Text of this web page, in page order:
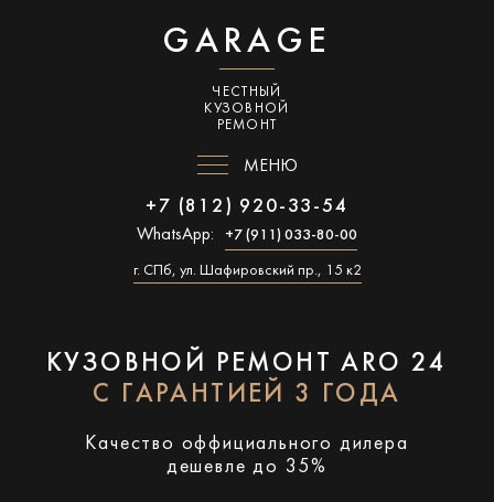
GARAGE
ЧЕСТНЫЙ
КУЗОВНОЙ
РЕМОНТ
МЕНЮ
+7 (812) 920-33-54
WhatsApp: +7 (911) 033-80-00
г. СПб, ул. Шафировский пр., 15 к2
КУЗОВНОЙ РЕМОНТ ARO 24
С ГАРАНТИЕЙ 3 ГОДА
Качество оффициального дилера
дешевле до 35%